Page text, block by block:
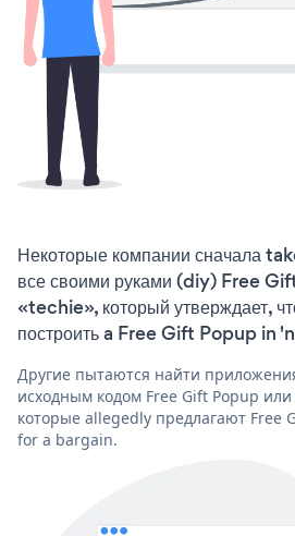
Некоторые компании сначала
все своими руками (diy) Free
«techie», который утверждает,
построить a Free Gift Popup in
Другие пытаются найти
исходным кодом Free Gift Popup
которые allegedly предлагают Free
for a bargain.